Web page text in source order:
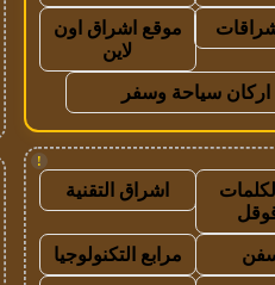
موقع اشراق اون
لاين
اركان سياحة وسفر
!
اشراق التقنية
مرابع التكنولوجيا